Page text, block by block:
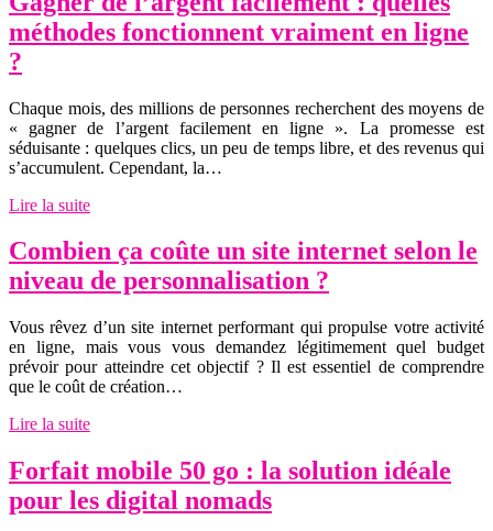
méthodes fonctionnent vraiment en ligne
?
Chaque mois, des millions de personnes recherchent des moyens de
« gagner de l’argent facilement en ligne ». La promesse est
séduisante : quelques clics, un peu de temps libre, et des revenus qui
s’accumulent. Cependant, la…
Lire la suite
Combien ça coûte un site internet selon le
niveau de personnalisation ?
Vous rêvez d’un site internet performant qui propulse votre activité
en ligne, mais vous vous demandez légitimement quel budget
prévoir pour atteindre cet objectif ? Il est essentiel de comprendre
que le coût de création…
Lire la suite
Forfait mobile 50 go : la solution idéale
pour les digital nomads